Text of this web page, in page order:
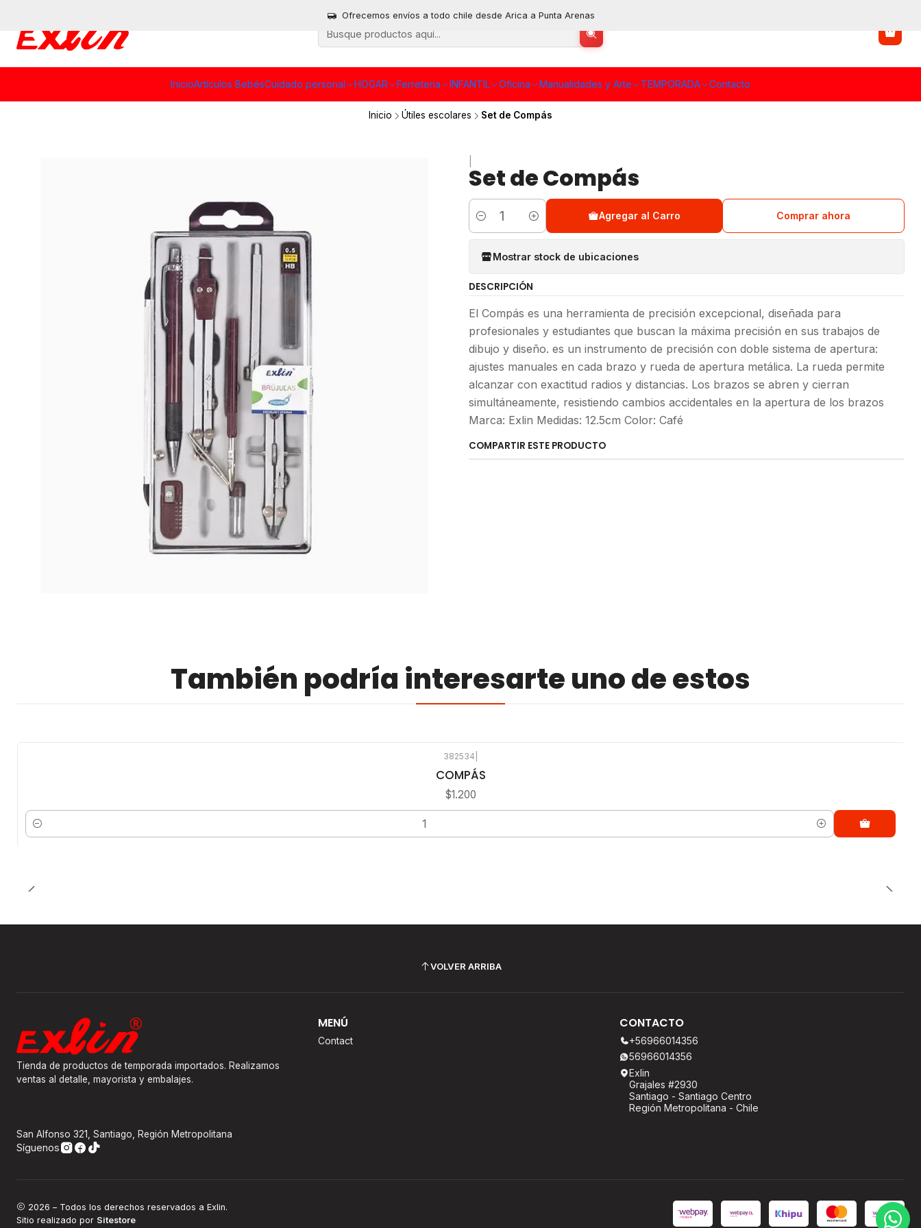
InicioArtículos BebésCuidado personal HOGAR Ferreteria INFANTIL Oficina Manualidades y Arte TEMPORADA Contacto
Ofrecemos envíos a todo chile desde Arica a Punta Arenas
Inicio Útiles escolares Set de Compás
Set de Compás
Cantidad
Agregar al Carro Comprar ahora
Mostrar stock de ubicaciones
DESCRIPCIÓN
El Compás es una herramienta de precisión excepcional, diseñada para
profesionales y estudiantes que buscan la máxima precisión en sus trabajos de
dibujo y diseño. es un instrumento de precisión con doble sistema de apertura:
ajustes manuales en cada brazo y rueda de apertura metálica. La rueda permite
alcanzar con exactitud radios y distancias. Los brazos se abren y cierran
simultáneamente, resistiendo cambios accidentales en la apertura de los brazos
Marca: Exlin Medidas: 12.5cm Color: Café
COMPARTIR ESTE PRODUCTO
También podría interesarte uno de estos
382534
COMPÁS
$1.200
Cantidad
VOLVER ARRIBA
Tienda de productos de temporada importados. Realizamos
ventas al detalle, mayorista y embalajes.
San Alfonso 321, Santiago, Región Metropolitana
Síguenos
MENÚ
Contact
CONTACTO
+56966014356
56966014356
Exlin
Grajales #2930
Santiago - Santiago Centro
Región Metropolitana - Chile
2026 – Todos los derechos reservados a Exlin.
Sitio realizado por Sitestore